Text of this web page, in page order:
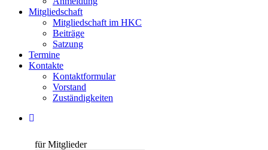
Mitgliedschaft
Mitgliedschaft im HKC
Beiträge
Satzung
Termine
Kontakte
Kontaktformular
Vorstand
Zuständigkeiten
für Mitglieder